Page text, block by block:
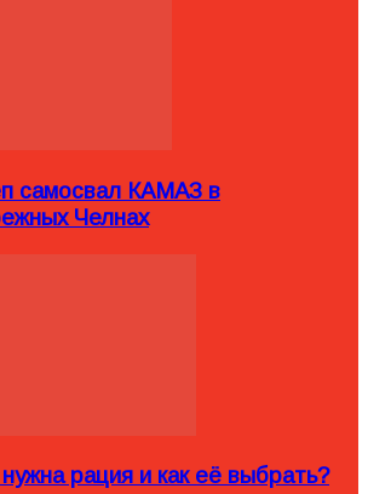
самосвал КАМАЗ в
Челнах
рация и как её выбрать?